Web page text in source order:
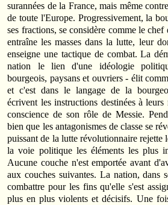
surannées de la France, mais même
de toute l'Europe. Progressivement, la
ses fractions, se considère comme le
entraîne les masses dans la lutte, leur
enseigne une tactique de combat. La
nation le lien d'une idéologie
bourgeois, paysans et ouvriers - élit
et c'est dans le langage de la
écrivent les instructions destinées à leurs
conscience de son rôle de Messie.
bien que les antagonismes de classe se
puissant de la lutte révolutionnaire rejette
la voie politique les éléments les plus
Aucune couche n'est emportée avant
aux couches suivantes. La nation, dans
combattre pour les fins qu'elle s'est
plus en plus violents et décisifs. Une